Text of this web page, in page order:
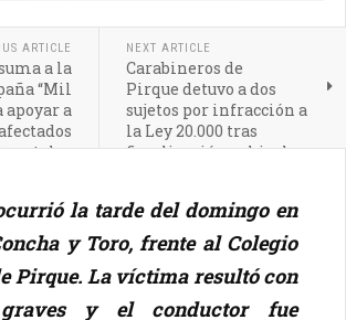
ARTICLE
a la
“Mil
apoyar a
NEXT ARTICLE
Carabineros de
Pirque detuvo a dos
sujetos por infracción a
la Ley 20.000 tras
fiscalización vehicular
la tarde del domingo en
y Toro, frente al Colegio
Pirque. La víctima resultó con
graves y el conductor fue